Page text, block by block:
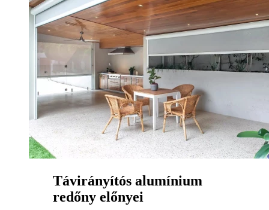
Távirányítós alumínium
redőny előnyei